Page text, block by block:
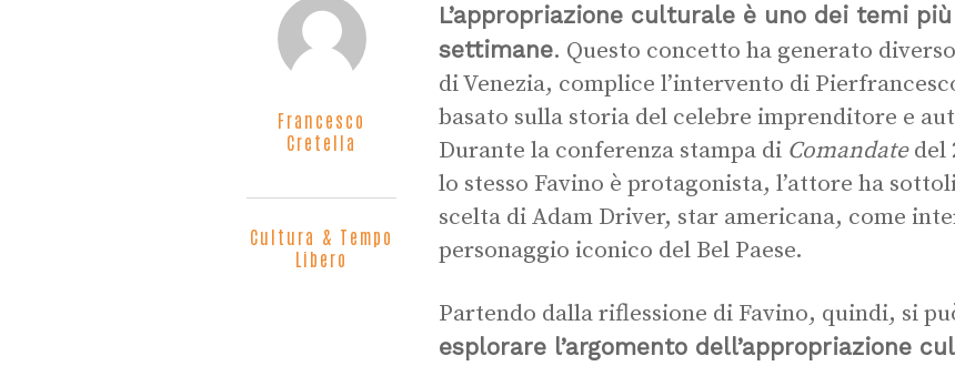
Francesco
Cretella
Cultura & Tempo
Libero
L’appropriazione culturale è uno dei temi
settimane. Questo concetto ha generato
di Venezia, complice l’intervento di
basato sulla storia del celebre imprenditore e
Durante la conferenza stampa di Comandatedel
lo stesso Favino è protagonista, l’attore ha
scelta di Adam Driver, star americana, come
personaggio iconico del Bel Paese.
Partendo dalla riflessione di Favino, quindi, si
esplorare l’argomento dell’appropriazione